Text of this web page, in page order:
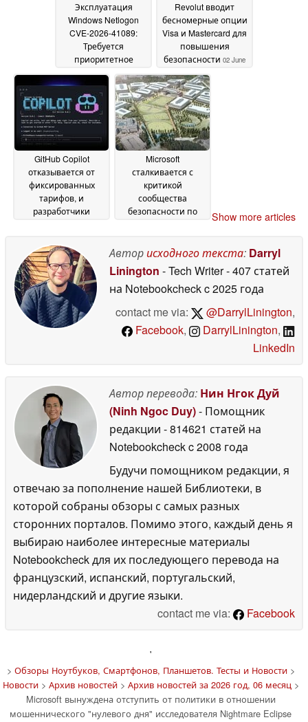
Эксплуатация
Windows Netlogon
CVE-2026-41089:
Требуется
приоритетное
03 June
2026
Revolut вводит
бесномерные опции
Visa и Mastercard для
повышения
безопасности 02 June
2026
GitHub Copilot
отказывается от
фиксированных
тарифов, и
разработчики
Microsoft
сталкивается с
критикой
сообщества
безопасности по
Show more articles
Авторисходного текста: Darryl
Linington - Tech Writer- 407 статей
на Notebookcheckc 2025 года
contact me via:
@DarrylLinington,
Facebook, DarrylLinington,
LinkedIn
Автор перевода: Нин Нгок Дуй
(Ninh Ngoc Duy)- Помощник
редакции - 814621 статей на
Notebookcheckc 2008 года
Будучи помощником редакции, я
отвечаю за пополнение нашей Библиотеки, в
которой собраны обзоры с самых разных
сторонних порталов. Помимо этого, каждый день я
выбираю наиболее интересные материалы
Notebookcheck для их последующего перевода на
французский, испанский, португальский,
нидерландский и другие языки.
contact me via:
Facebook
'
> Обзоры Ноутбуков, Смартфонов, Планшетов. Тесты и Новости>
Новости> Архив новостей> Архив новостей за 2026 год, 06 месяц>
Microsoft вынуждена отступить от политики в отношении
мошеннического "нулевого дня" исследователя Nightmare Eclipse